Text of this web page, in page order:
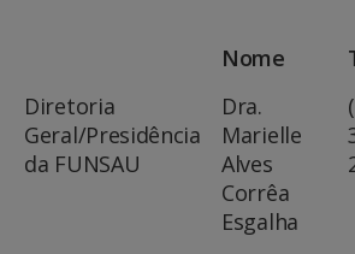
Nome
Diretoria
Geral/Presidência
da FUNSAU
Dra.
Marielle
Alves
Corrêa
Esgalha